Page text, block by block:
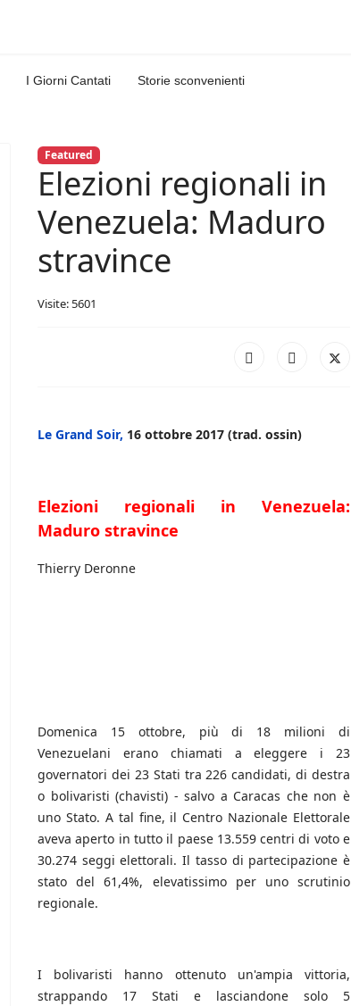
I Giorni Cantati Storie sconvenienti
Featured
Elezioni regionali in
Venezuela: Maduro
stravince
Visite: 5601
Le Grand Soir, 16 ottobre 2017 (trad. ossin)
Elezioni regionali in Venezuela:
Maduro stravince
Thierry Deronne
Domenica 15 ottobre, più di 18 milioni di
Venezuelani erano chiamati a eleggere i 23
governatori dei 23 Stati tra 226 candidati, di destra
o bolivaristi (chavisti) - salvo a Caracas che non è
uno Stato. A tal fine, il Centro Nazionale Elettorale
aveva aperto in tutto il paese 13.559 centri di voto e
30.274 seggi elettorali. Il tasso di partecipazione è
stato del 61,4%, elevatissimo per uno scrutinio
regionale.
I bolivaristi hanno ottenuto un'ampia vittoria,
strappando 17 Stati e lasciandone solo 5